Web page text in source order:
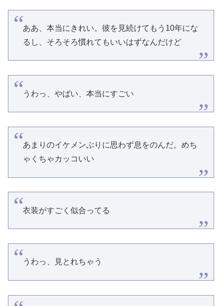
ああ、本当にきれい。彼を見続けてもう10年にな
るし、そろそろ慣れてもいいはずなんだけど
うわっ、やばい、本当にすごい
あまりのイケメンぶりに思わず息をのんだ。めち
ゃくちゃカッコいい
衣装がすごく似合ってる
うわっ、見とれちゃう